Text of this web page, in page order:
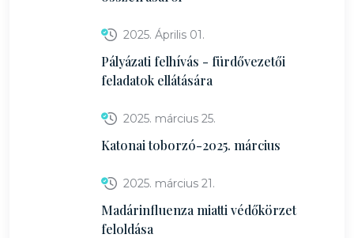
2025. Április 01.
Pályázati felhívás - fürdővezetői
feladatok ellátására
2025. március 25.
Katonai toborzó-2025. március
2025. március 21.
Madárinfluenza miatti védőkörzet
feloldása